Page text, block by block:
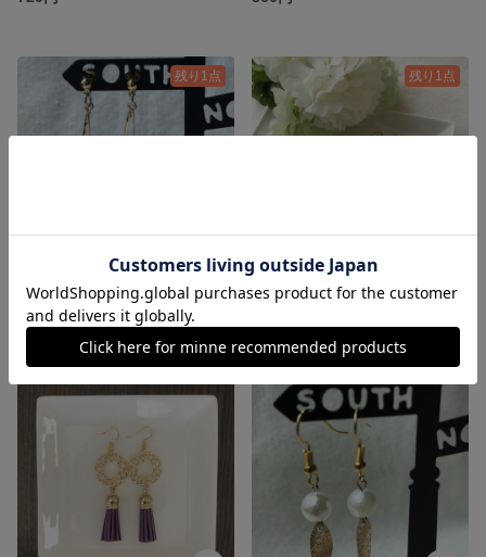
残り1点
ダブルツイスト×クリスタルしずく
1,200円
残り1点
コットンパール4連ピアス/イヤリング